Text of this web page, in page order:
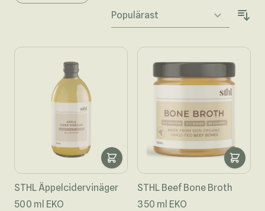
FILTER
STHL Äppelcidervinäger
500 ml EKO
STHL Beef Bone Broth
350 ml EKO